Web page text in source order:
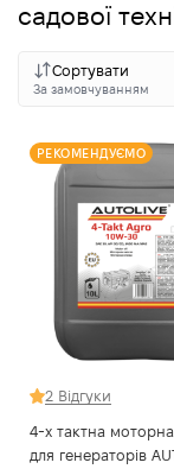
садової
Сортувати
За замовчуванням
РЕКОМЕНДУЄМО
2 Відгуки
4-х тактна
для генераторів